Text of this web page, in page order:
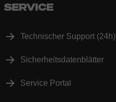
SERVICE
Technischer Support (24h)
Sicherheitsdatenblätter
Service Portal